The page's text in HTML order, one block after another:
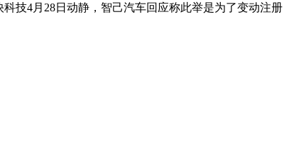
技4月28日动静，智己汽车回应称此举是为了变动注册